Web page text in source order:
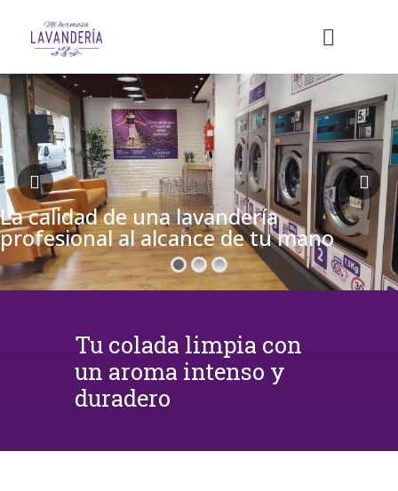
La calidad de una lavandería
profesional al alcance de tu mano
Tu colada limpia con
un aroma intenso y
duradero